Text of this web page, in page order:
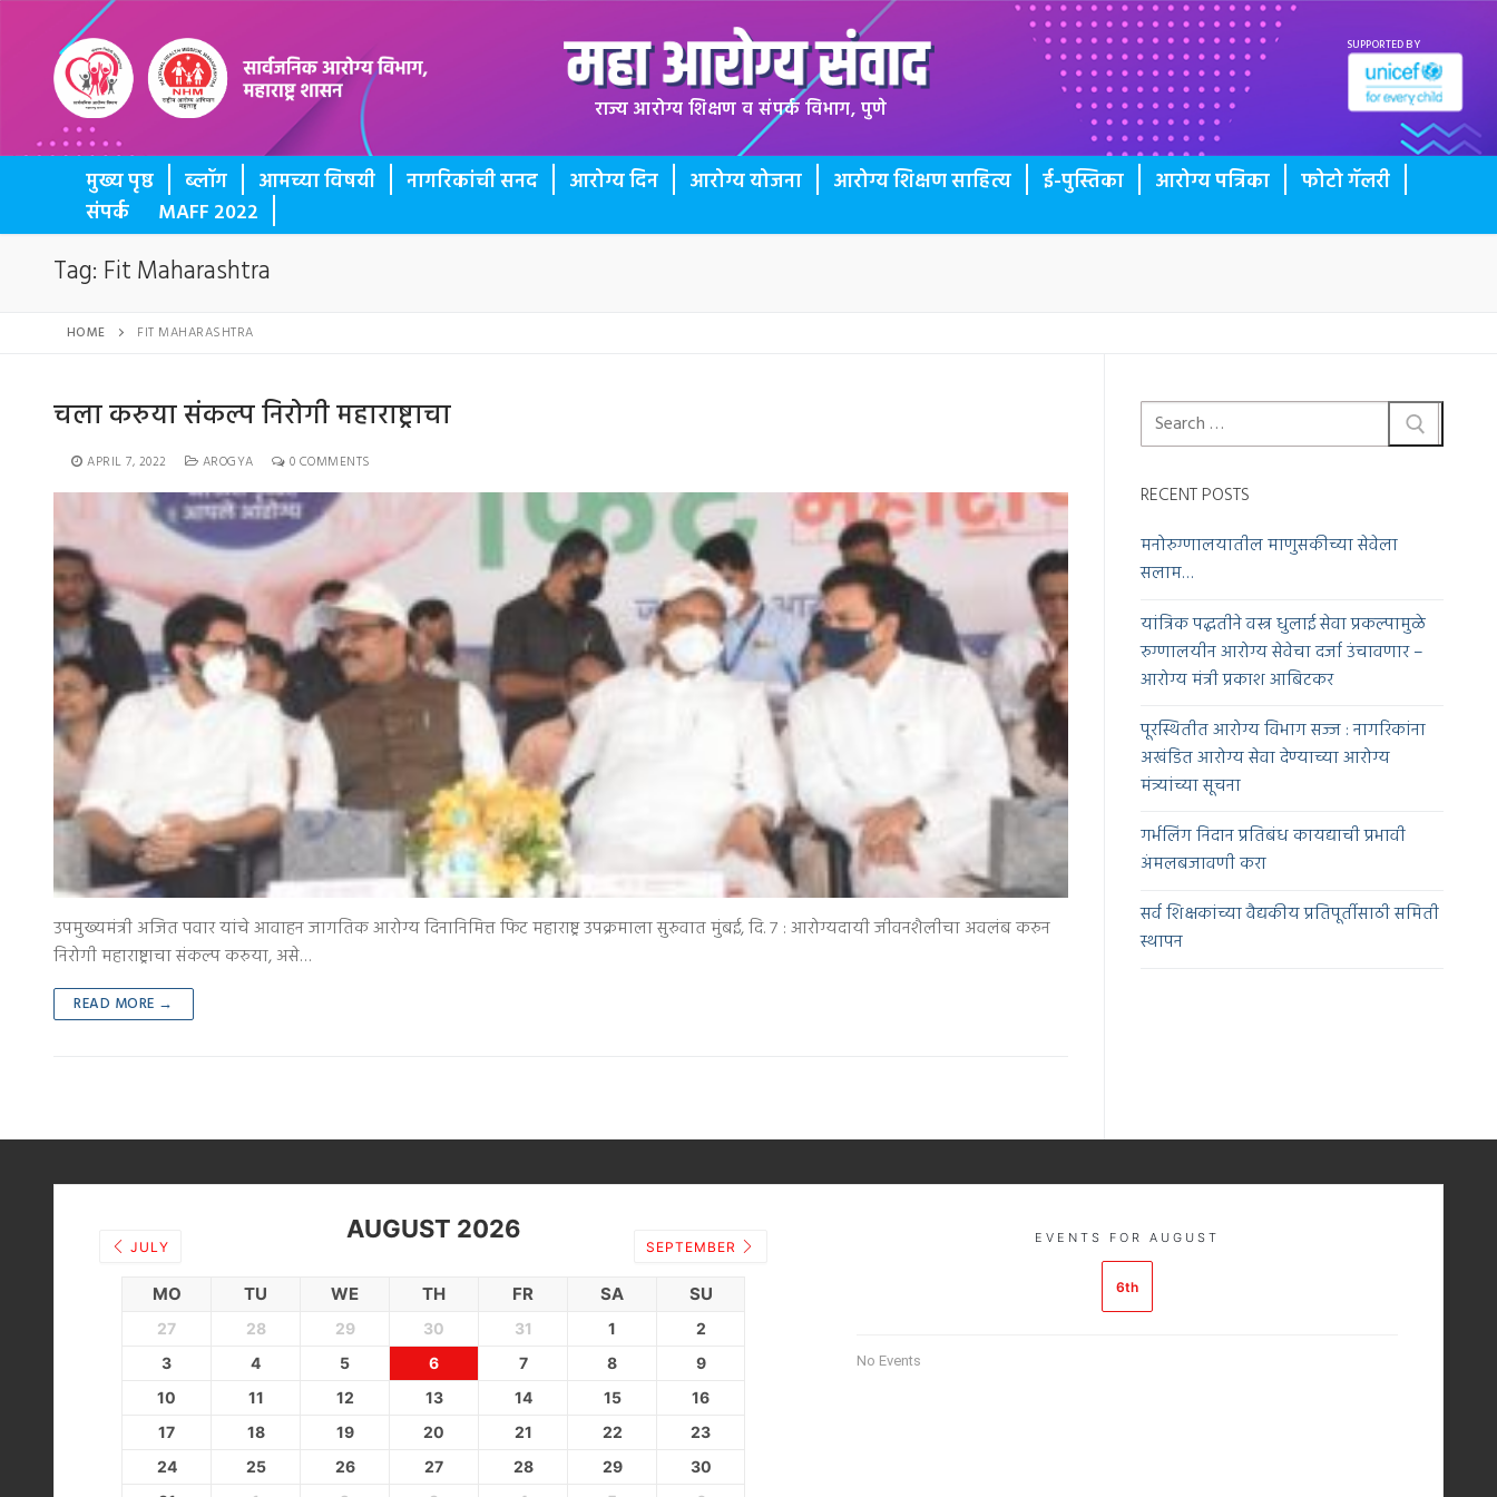
BUTTON राज्य आरोग्य शिक्षण व संपर्क विभाग, पुणे
SUPPORTED BY
मुख्य पृष्ठ ब्लॉग आमच्या विषयी नागरिकांची सनद आरोग्य दिन आरोग्य योजना आरोग्य शिक्षण साहित्य ई-पुस्तिका आरोग्य पत्रिका
फोटो गॅलरी
संपर्क
MAFF 2022
Tag: Fit Maharashtra
HOME FIT MAHARASHTRA
चला करुया संकल्प निरोगी महाराष्ट्राचा
APRIL 7, 2022 AROGYA 0 COMMENTS
उपमुख्यमंत्री अजित पवार यांचे आवाहन जागतिक आरोग्य दिनानिमित्त फिट महाराष्ट्र उपक्रमाला सुरुवात मुंबई, दि. ७ : आरोग्यदायी जीवनशैलीचा अवलंब करुन
निरोगी महाराष्ट्राचा संकल्प करुया, असे…
READ MORE →
RECENT POSTS
मनोरुग्णालयातील माणुसकीच्या सेवेला
सलाम…
यांत्रिक पद्धतीने वस्त्र धुलाई सेवा प्रकल्पामुळे
रुग्णालयीन आरोग्य सेवेचा दर्जा उंचावणार –
आरोग्य मंत्री प्रकाश आबिटकर
पूरस्थितीत आरोग्य विभाग सज्ज : नागरिकांना
अखंडित आरोग्य सेवा देण्याच्या आरोग्य
मंत्र्यांच्या सूचना
गर्भलिंग निदान प्रतिबंध कायद्याची प्रभावी
अंमलबजावणी करा
सर्व शिक्षकांच्या वैद्यकीय प्रतिपूर्तीसाठी समिती
स्थापन
JULY
AUGUST 2026
SEPTEMBER
MO TU WE TH FR SA SU
27 28 29 30 31 1
2
3
4 5 6 7 8
9
10
11 12 13 14 15
16
17
18 19 20 21 22
23
24
25 26 27 28 29
30
EVENTS FOR AUGUST
6th
No Events